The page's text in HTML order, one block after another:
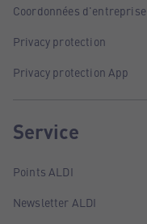
Coordonnées d'entreprise
Privacy protection
Privacy protection App
Service
Points ALDI
Newsletter ALDI